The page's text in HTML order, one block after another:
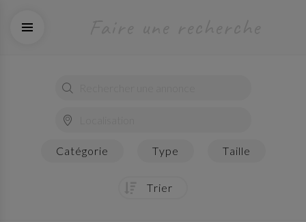
catégorie type taille
trier